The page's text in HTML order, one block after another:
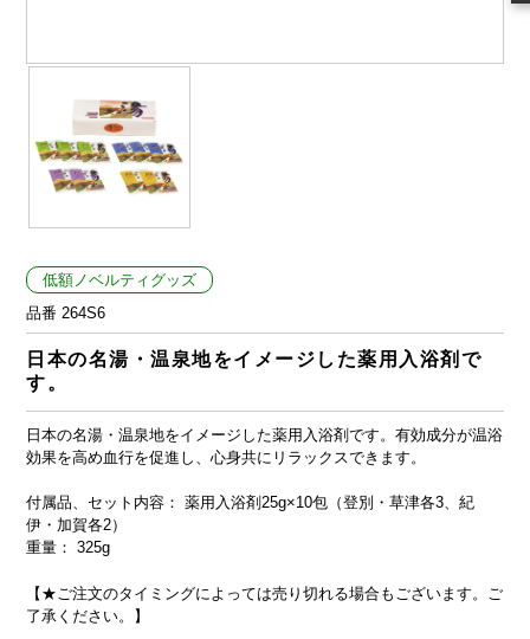
低額ノベルティグッズ
品番 264S6
日本の名湯・温泉地をイメージした薬用入浴剤で
す。
日本の名湯・温泉地をイメージした薬用入浴剤です。有効成分が温浴
効果を高め血行を促進し、心身共にリラックスできます。
付属品、セット内容： 薬用入浴剤25g×10包（登別・草津各3、紀
伊・加賀各2）
重量： 325g
【★ご注文のタイミングによっては売り切れる場合もございます。ご
了承ください。】